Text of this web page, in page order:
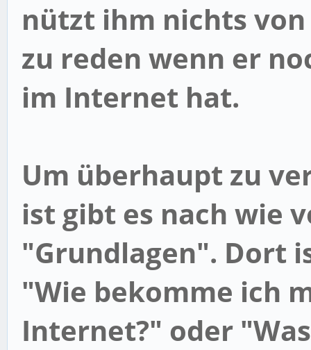
nützt ihm nichts
zu reden wenn er
im Internet hat.
Um überhaupt zu
ist gibt es nach wie
"Grundlagen". Dort
"Wie bekomme ich
Internet?" oder